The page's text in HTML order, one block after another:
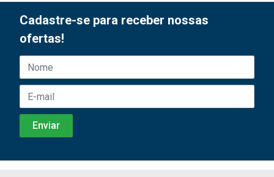
Cadastre-se para receber nossas
ofertas!